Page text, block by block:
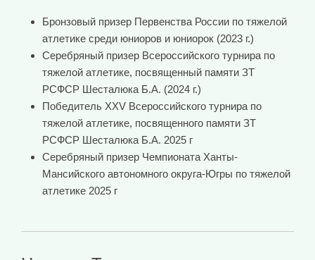
Бронзовый призер Первенства России по тяжелой
атлетике среди юниоров и юниорок (2023 г.)
Серебряный призер Всероссийского турнира по
тяжелой атлетике, посвященный памяти ЗТ
РСФСР Шесталюка Б.А. (2024 г.)
Победитель XXV Всероссийского турнира по
тяжелой атлетике, посвященного памяти ЗТ
РСФСР Шесталюка Б.А. 2025 г
Серебряный призер Чемпионата Ханты-
Мансийского автономного округа-Югры по тяжелой
атлетике 2025 г